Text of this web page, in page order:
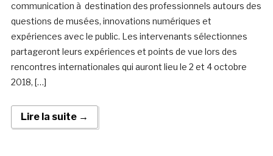
communication à destination des professionnels autours des
questions de musées, innovations numériques et
expériences avec le public. Les intervenants sélectionnes
partageront leurs expériences et points de vue lors des
rencontres internationales qui auront lieu le 2 et 4 octobre
2018, […]
Lire la suite →